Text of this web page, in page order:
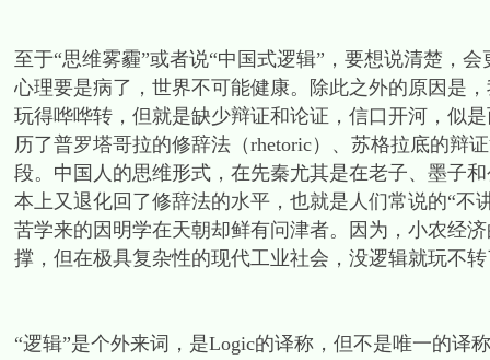
至于“思维雾霾”或者说“中国式逻辑”，要想说清楚，
心理要是病了，世界不可能健康。除此之外的原因是
玩得哗哗转，但就是缺少辩证和论证，信口开河，似
历了普罗塔哥拉的修辞法（rhetoric）、苏格拉底的辩
段。中国人的思维形式，在先秦尤其是在老子、墨子
本上又退化回了修辞法的水平，也就是人们常说的“
苦学来的因明学在天朝却鲜有问津者。因为，小农经
撑，但在极具复杂性的现代工业社会，没逻辑就玩不
“逻辑”是个外来词，是Logic的译称，但不是唯一的译